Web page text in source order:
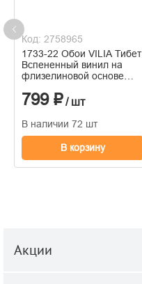
Код: 2758965
1733-22 Обои VILIA Тибет
Вспененный винил на
флизелиновой основе
799 ₽/ шт
В наличии 72 шт
В корзину
Акции